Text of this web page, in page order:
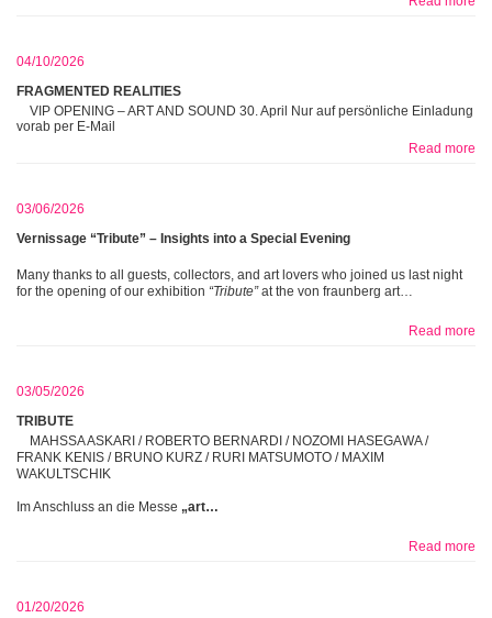
04/10/2026
FRAGMENTED REALITIES
VIP OPENING – ART AND SOUND 30. April Nur auf persönliche Einladung
vorab per E-Mail
Read more
03/06/2026
Vernissage “Tribute” – Insights into a Special Evening
Many thanks to all guests, collectors, and art lovers who joined us last night
for the opening of our exhibition “Tribute”at the von fraunberg art…
Read more
03/05/2026
TRIBUTE
MAHSSA ASKARI / ROBERTO BERNARDI / NOZOMI HASEGAWA /
FRANK KENIS / BRUNO KURZ / RURI MATSUMOTO / MAXIM
WAKULTSCHIK
Im Anschluss an die Messe „art…
Read more
01/20/2026